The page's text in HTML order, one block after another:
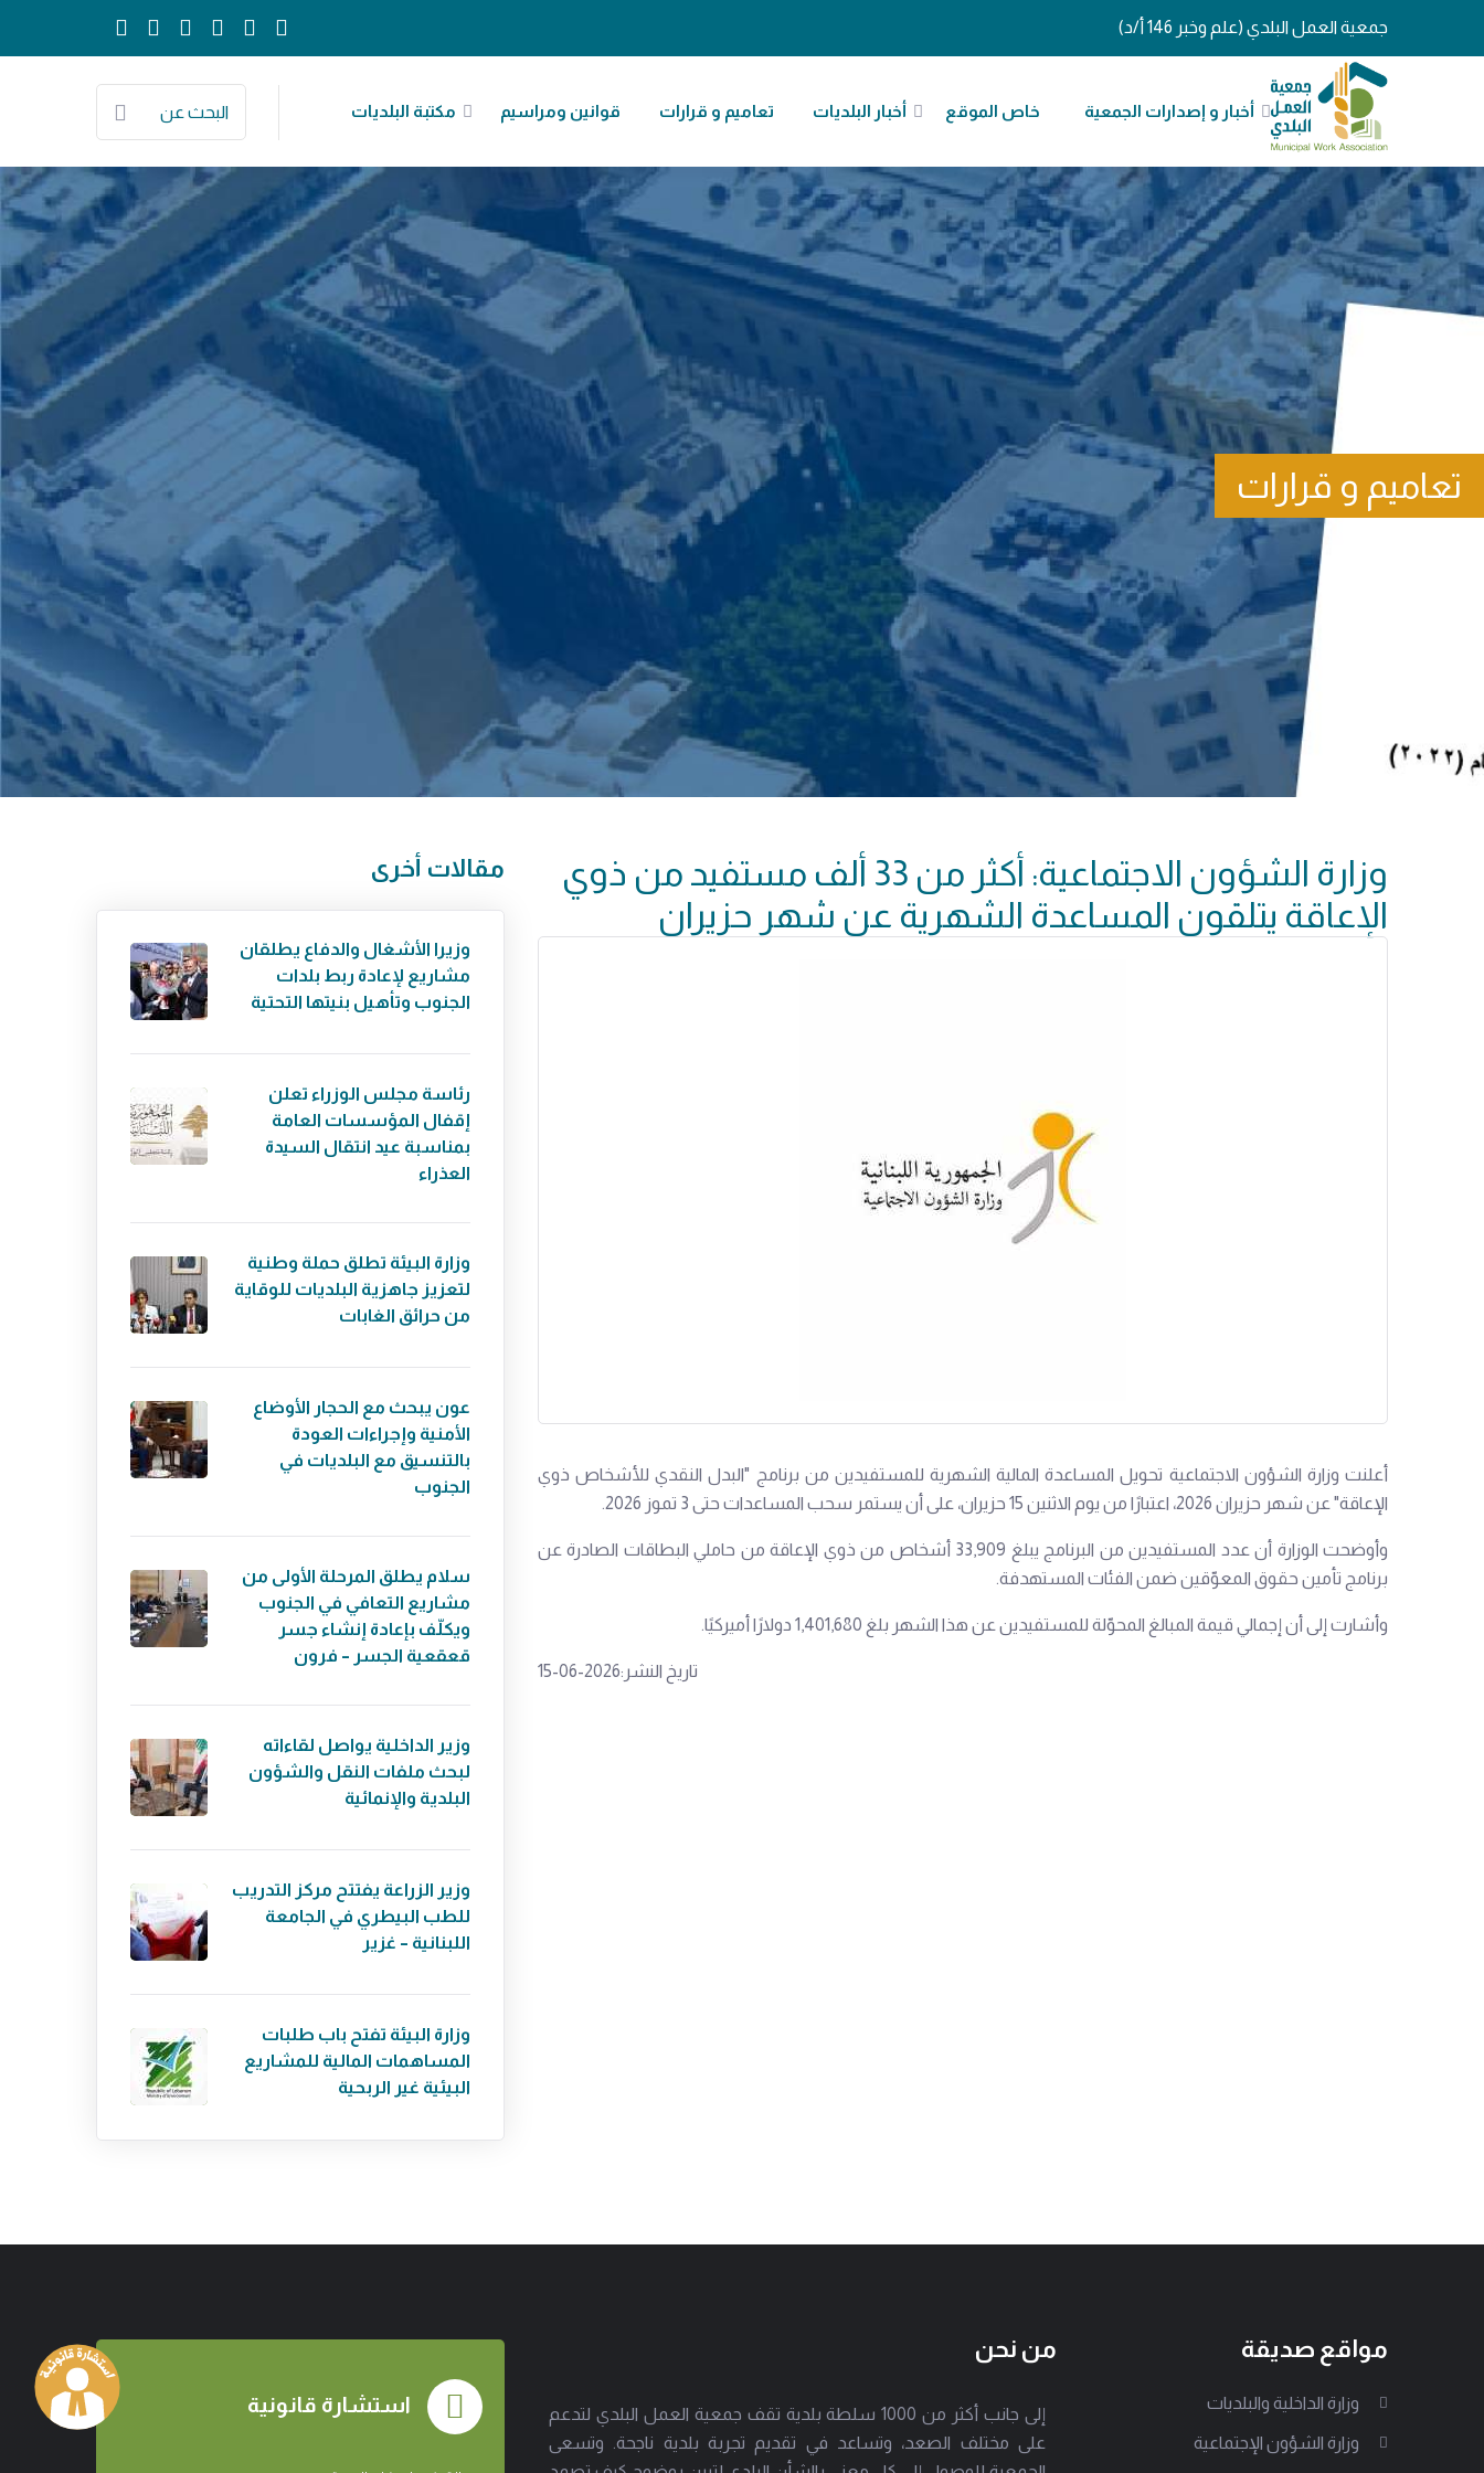
جمعية العمل البلدي (علم وخبر 146 أ/د)
أخبار و إصدارات الجمعية خاص الموقع أخبار البلديات تعاميم و قرارات قوانين ومراسيم مكتبة البلديات البحث عن
تعاميم و قرارات
وزارة الشؤون الاجتماعية: أكثر من 33 ألف مستفيد من ذوي
الإعاقة يتلقون المساعدة الشهرية عن شهر حزيران
أعلنت وزارة الشؤون الاجتماعية تحويل المساعدة المالية الشهرية للمستفيدين من برنامج "البدل النقدي للأشخاص ذوي
الإعاقة" عن شهر حزيران 2026، اعتبارًا من يوم الاثنين 15 حزيران، على أن يستمر سحب المساعدات حتى 3 تموز 2026.
وأوضحت الوزارة أن عدد المستفيدين من البرنامج يبلغ 33,909 أشخاص من ذوي الإعاقة من حاملي البطاقات الصادرة عن
برنامج تأمين حقوق المعوّقين ضمن الفئات المستهدفة.
وأشارت إلى أن إجمالي قيمة المبالغ المحوّلة للمستفيدين عن هذا الشهر بلغ 1,401,680 دولارًا أميركيًا.
تاريخ النشر:2026-06-15
مقالات أخرى
وزيرا الأشغال والدفاع يطلقان
مشاريع لإعادة ربط بلدات
الجنوب وتأهيل بنيتها التحتية
رئاسة مجلس الوزراء تعلن
إقفال المؤسسات العامة
بمناسبة عيد انتقال السيدة
العذراء
وزارة البيئة تطلق حملة وطنية
لتعزيز جاهزية البلديات للوقاية
من حرائق الغابات
عون يبحث مع الحجار الأوضاع
الأمنية وإجراءات العودة
بالتنسيق مع البلديات في
الجنوب
سلام يطلق المرحلة الأولى من
مشاريع التعافي في الجنوب
ويكلّف بإعادة إنشاء جسر
قعقعية الجسر – فرون
وزير الداخلية يواصل لقاءاته
لبحث ملفات النقل والشؤون
البلدية والإنمائية
وزير الزراعة يفتتح مركز التدريب
للطب البيطري في الجامعة
اللبنانية – غزير
وزارة البيئة تفتح باب طلبات
المساهمات المالية للمشاريع
البيئية غير الربحية
مواقع صديقة
وزارة الداخلية والبلديات
وزارة الشؤون الإجتماعية
من نحن
إلى جانب أكثر من 1000 سلطة بلدية تقف جمعية العمل البلدي لتدعم
على مختلف الصعد، وتساعد في تقديم تجربة بلدية ناجحة. وتسعى
استشارة قانونية